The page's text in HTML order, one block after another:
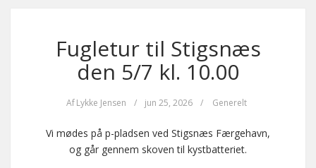
Fugletur til Stigsnæs
den 5/7 kl. 10.00
Af Lykke Jensen / jun 25, 2026 / Generelt
Vi mødes på p-pladsen ved Stigsnæs Færgehavn,
og går gennem skoven til kystbatteriet.